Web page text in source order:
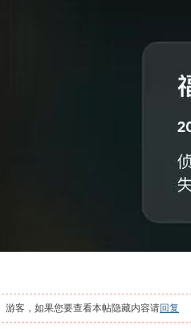
游客，如果您要查看本帖隐藏内容请回复